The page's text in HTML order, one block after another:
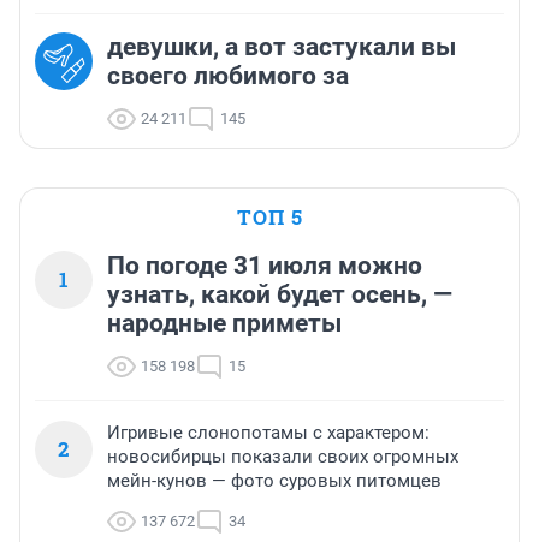
девушки, а вот застукали вы
своего любимого за
24 211 145
ТОП 5
1
По погоде 31 июля можно
узнать, какой будет осень, —
народные приметы
158 198 15
2
Игривые слонопотамы с характером:
новосибирцы показали своих огромных
мейн-кунов — фото суровых питомцев
137 672 34